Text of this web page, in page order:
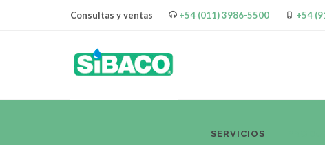
Consultas y ventas +54 (011) 3986-5500 +54
SERVICIOS